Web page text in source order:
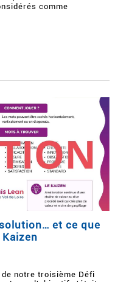
comme
et ce que
notre troisième Défi